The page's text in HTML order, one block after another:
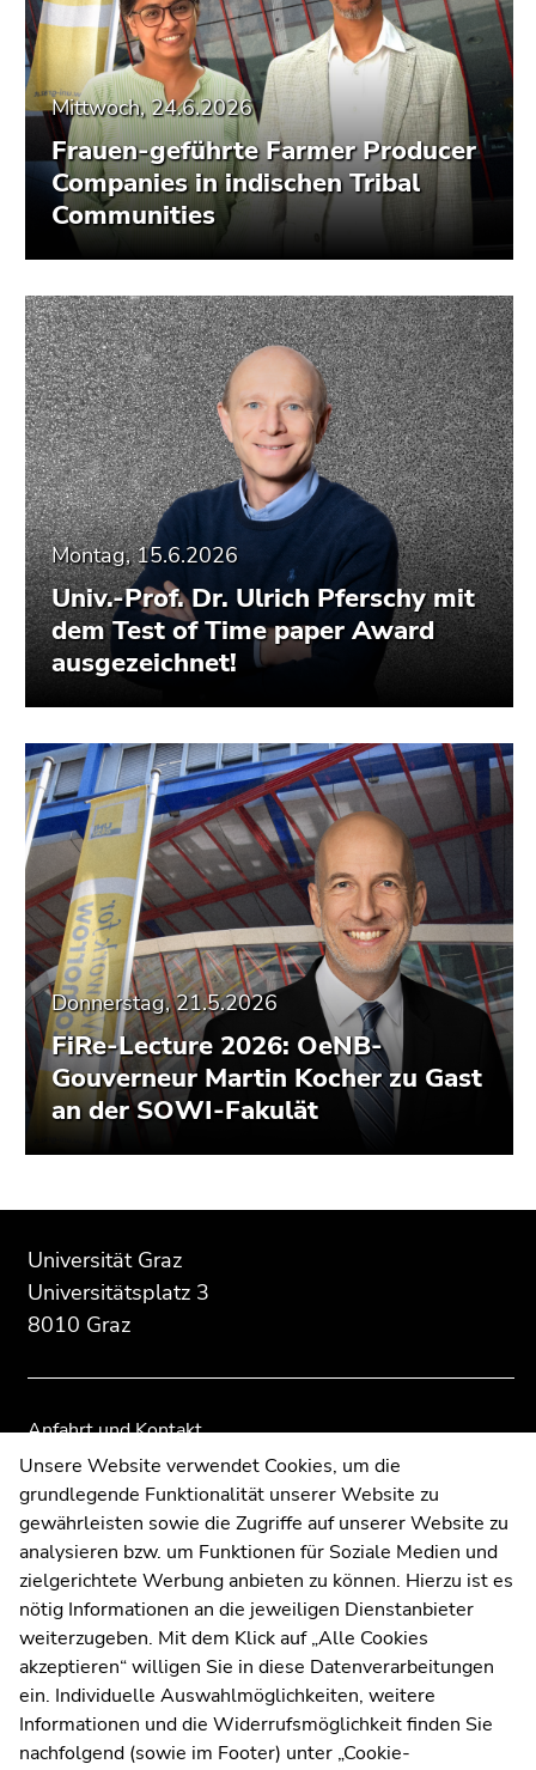
Mittwoch, 24.6.2026
Frauen-geführte Farmer Producer
Companies in indischen Tribal
Communities
Montag, 15.6.2026
Univ.-Prof. Dr. Ulrich Pferschy mit
dem Test of Time paper Award
ausgezeichnet!
Donnerstag, 21.5.2026
FiRe-Lecture 2026: OeNB-
Gouverneur Martin Kocher zu Gast
an der SOWI-Fakulät
des
Seitenbereichs:
Zusatzinformationen:
Universität Graz
Universitätsplatz 3
8010 Graz
Anfahrt und Kontakt
Kommunikation und Öffentlichkeitsarbeit
Moodle
UNIGRAZonline
Impressum
Datenschutzerklärung
Cookie-Einstellungen
Barrierefreiheitserklärung
dieses
Seitenbereichs.
Übersicht
dieses
Seitenbereichs.
Übersicht
Unsere Website verwendet Cookies, um die
grundlegende Funktionalität unserer Website zu
gewährleisten sowie die Zugriffe auf unserer Website zu
analysieren bzw. um Funktionen für Soziale Medien und
zielgerichtete Werbung anbieten zu können. Hierzu ist es
nötig Informationen an die jeweiligen Dienstanbieter
weiterzugeben. Mit dem Klick auf „Alle Cookies
akzeptieren“ willigen Sie in diese Datenverarbeitungen
ein. Individuelle Auswahlmöglichkeiten, weitere
Informationen und die Widerrufsmöglichkeit finden Sie
nachfolgend (sowie im Footer) unter „Cookie-